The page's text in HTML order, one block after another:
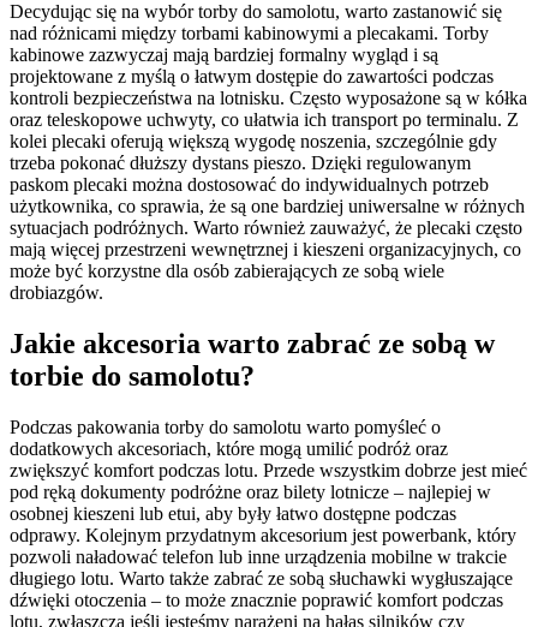
Decydując się na wybór torby do samolotu, warto zastanowić się
nad różnicami między torbami kabinowymi a plecakami. Torby
kabinowe zazwyczaj mają bardziej formalny wygląd i są
projektowane z myślą o łatwym dostępie do zawartości podczas
kontroli bezpieczeństwa na lotnisku. Często wyposażone są w kółka
oraz teleskopowe uchwyty, co ułatwia ich transport po terminalu. Z
kolei plecaki oferują większą wygodę noszenia, szczególnie gdy
trzeba pokonać dłuższy dystans pieszo. Dzięki regulowanym
paskom plecaki można dostosować do indywidualnych potrzeb
użytkownika, co sprawia, że są one bardziej uniwersalne w różnych
sytuacjach podróżnych. Warto również zauważyć, że plecaki często
mają więcej przestrzeni wewnętrznej i kieszeni organizacyjnych, co
może być korzystne dla osób zabierających ze sobą wiele
drobiazgów.
Jakie akcesoria warto zabrać ze sobą w
torbie do samolotu?
Podczas pakowania torby do samolotu warto pomyśleć o
dodatkowych akcesoriach, które mogą umilić podróż oraz
zwiększyć komfort podczas lotu. Przede wszystkim dobrze jest mieć
pod ręką dokumenty podróżne oraz bilety lotnicze – najlepiej w
osobnej kieszeni lub etui, aby były łatwo dostępne podczas
odprawy. Kolejnym przydatnym akcesorium jest powerbank, który
pozwoli naładować telefon lub inne urządzenia mobilne w trakcie
długiego lotu. Warto także zabrać ze sobą słuchawki wygłuszające
dźwięki otoczenia – to może znacznie poprawić komfort podczas
lotu, zwłaszcza jeśli jesteśmy narażeni na hałas silników czy